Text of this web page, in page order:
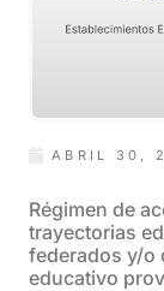
ABRIL 30,
Régimen de
trayectorias
federados y/o
educativo